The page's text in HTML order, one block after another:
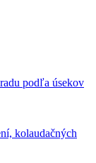
podľa úsekov
kolaudačných